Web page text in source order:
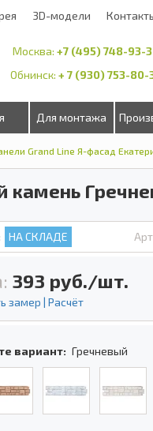
3D-модели
Москва: +7 (495) 748-93-
Обнинск: + 7 (930) 753-80-
Для монтажа
Grand Line Я-фасад
камень
НА СКЛАДЕ
393 руб./шт.
замер | Расчёт
вариант: Гречневый